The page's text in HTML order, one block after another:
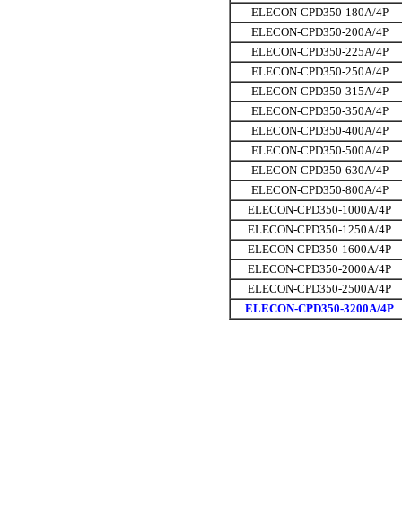
ELECON-CPD350-180A/4P
ELECON-CPD350-200A/4P
ELECON-CPD350-225A/4P
ELECON-CPD350-250A/4P
ELECON-CPD350-315A/4P
ELECON-CPD350-350A/4P
ELECON-CPD350-400A/4P
ELECON-CPD350-500A/4P
ELECON-CPD350-630A/4P
ELECON-CPD350-800A/4P
ELECON-CPD350-1000A/4P
ELECON-CPD350-1250A/4P
ELECON-CPD350-1600A/4P
ELECON-CPD350-2000A/4P
ELECON-CPD350-2500A/4P
ELECON-CPD350-3200A/4P